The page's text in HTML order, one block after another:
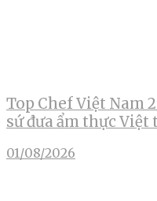
Top Chef Việt Nam
sứ đưa ẩm thực Việt
01/08/2026